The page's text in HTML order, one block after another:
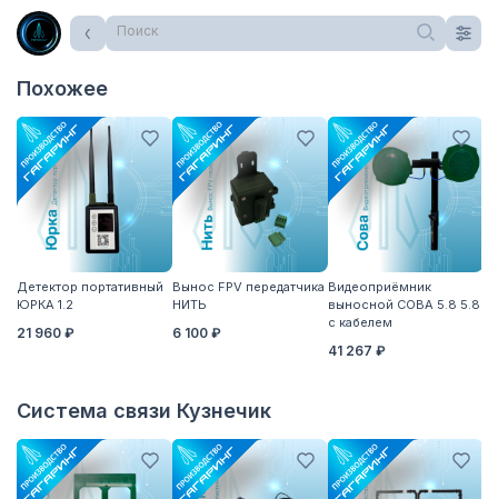
Поиск
Похожее
Детектор портативный
ЮРКА 1.2
21 960 ₽
Вынос FPV передатчика
НИТЬ
6 100 ₽
Видеоприёмник
выносной СОВА 5.8 5.8
с кабелем
41 267 ₽
Система связи Кузнечик